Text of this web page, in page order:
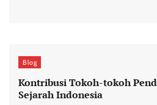
Blog
Kontribusi Tokoh-tokoh
Sejarah Indonesia